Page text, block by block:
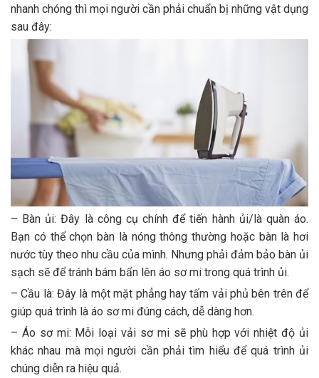
nhanh chóng thì mọi người cần phải chuẩn bị những vật dụng
sau đây:
– Bàn ủi: Đây là công cụ chính để tiến hành ủi/là quàn áo.
Bạn có thể chọn bàn là nóng thông thường hoặc bàn là hơi
nước tùy theo nhu cầu của mình. Nhưng phải đảm bảo bàn ủi
sạch sẽ để tránh bám bẩn lên áo sơ mi trong quá trình ủi.
– Cầu là: Đây là một mặt phẳng hay tấm vải phủ bên trên để
giúp quá trình là áo sơ mi đúng cách, dễ dàng hơn.
– Áo sơ mi: Mỗi loại vải sơ mi sẽ phù hợp với nhiệt độ ủi
khác nhau mà mọi người cần phải tìm hiểu để quá trình ủi
chúng diễn ra hiệu quả.